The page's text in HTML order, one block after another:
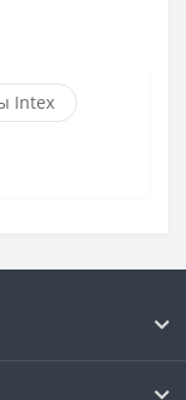
Intex